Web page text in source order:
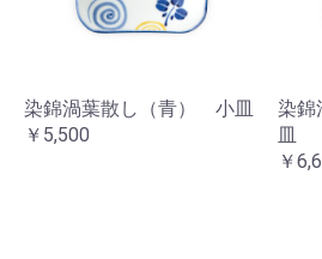
染錦渦葉散し（青） 小皿
￥5,500
染
皿
￥